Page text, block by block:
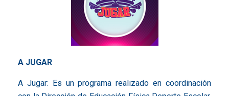
A JUGAR
A Jugar: Es un programa realizado en coordinación